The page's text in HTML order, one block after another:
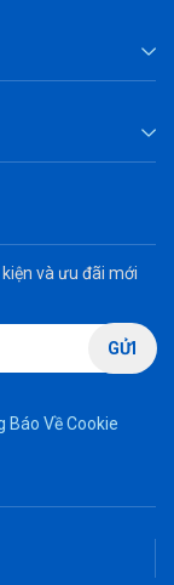
và ưu đãi mới
GỬI
Báo Về Cookie